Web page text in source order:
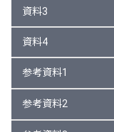
資料3
資料4
参考資料1
参考資料2